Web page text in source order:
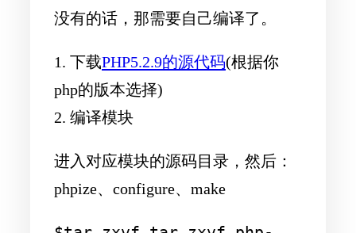
没有的话，那需要自己编译了。
1. 下载PHP5.2.9的源代码(根据你
php的版本选择)
2. 编译模块
进入对应模块的源码目录，然后：
phpize、configure、make